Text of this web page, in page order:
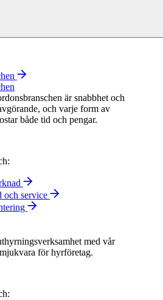
är snabbhet och
och varje form av
både tid och pengar.
och service
med vår
för hyrföretag.